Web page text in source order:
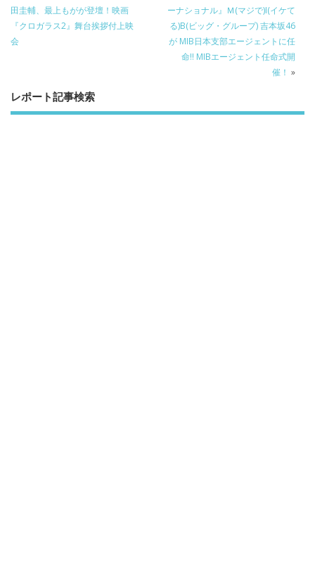
o
田圭輔、最上もがが登壇！映画
『クロガラス2』舞台挨拶付上映
会
ーナショナル』Ｍ(マジで)I(イケて
る)B(ビッグ・グループ) 吉本坂46
が MIB日本支部エージェントに任
命!! MIBエージェント任命式開
催！ »
レポート記事検索